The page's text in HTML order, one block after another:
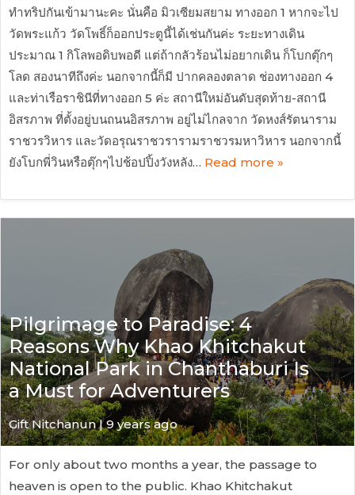
ทำทริปกันเข้ามานะคะ นั่นคือ มิวเซียมสยาม ทางออก 1 หากจะไป
วัดพระแก้ว วัดโพธิ์ก็ออกประตูนี้ได้เช่นกันค่ะ ระยะทางเดิน
ประมาณ 1 กิโลพอดิบพอดี แต่ถ้ากลัวร้อนไม่อยากเดิน ก็โบกตุ๊กๆ
โลด สองนาทีถึงค่ะ นอกจากนี้ก็มี ปากคลองตลาด ช่องทางออก 4
และท่าเรือราชินีที่ทางออก 5 ค่ะ สถานีใหม่อันดับสุดท้าย-สถานี
อิสรภาพ ที่ตั้งอยู่บนถนนอิสรภาพ อยู่ไม่ไกลจาก วัดหงส์รัตนาราม
ราชวรวิหาร และวัดอรุณราชวรารามราชวรมหาวิหาร นอกจากนี้
ยังโบกพี่วินหรือตุ๊กๆไปช้อปปิ้งวังหลัง… Read more »
Pilgrimage to Paradise: 4
Reasons Why Khao Khitchakut
National Park in Chanthaburi Is
a Must for Adventurers
Gift Nitchanun | 9 years ago
For only about two months a year, the passage to
heaven is open to the public. Khao Khitchakut